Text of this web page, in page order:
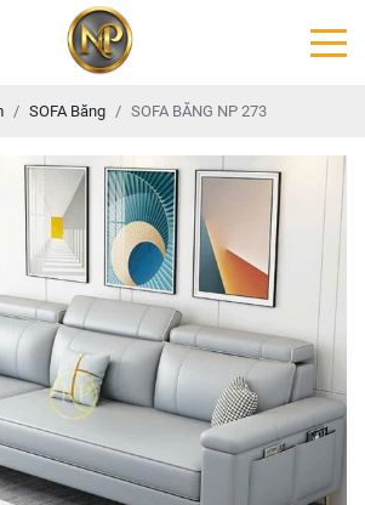
SOFA Băng SOFA BĂNG NP 273